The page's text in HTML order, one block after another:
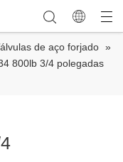
de aço forjado »
800lb 3/4 polegadas